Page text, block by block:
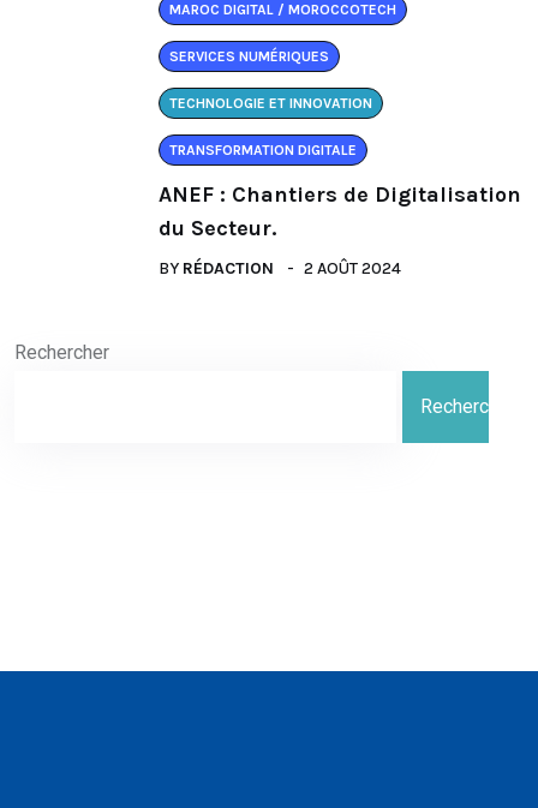
MAROC DIGITAL / MOROCCOTECH
SERVICES NUMÉRIQUES
TECHNOLOGIE ET INNOVATION
TRANSFORMATION DIGITALE
ANEF : Chantiers de Digitalisation
du Secteur.
BY RÉDACTION 2 AOÛT 2024
Rechercher
Rechercher